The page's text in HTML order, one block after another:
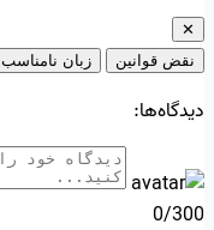
✕
نقض قوانین
زبان نامناسب
دیدگاه‌ها:
0/300